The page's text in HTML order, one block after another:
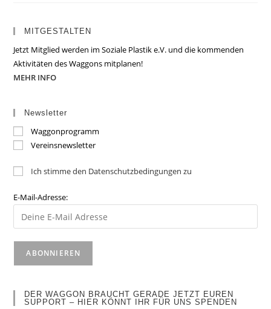
MITGESTALTEN
Jetzt Mitglied werden im Soziale Plastik e.V. und die kommenden
Aktivitäten des Waggons mitplanen!
MEHR INFO
Newsletter
Waggonprogramm
Vereinsnewsletter
Ich stimme den Datenschutzbedingungen zu
E-Mail-Adresse:
DER WAGGON BRAUCHT GERADE JETZT EUREN
SUPPORT – HIER KÖNNT IHR FÜR UNS SPENDEN